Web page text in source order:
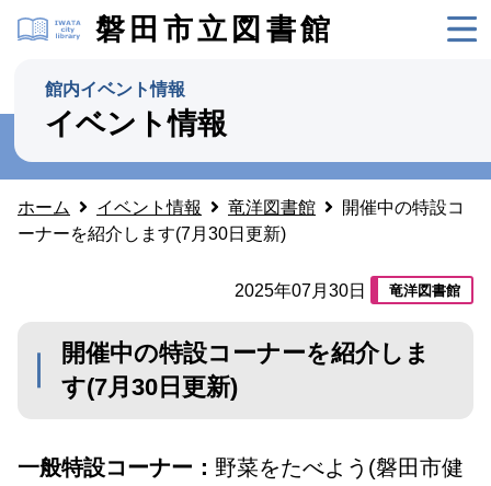
磐田市立図書館
館内イベント情報
イベント情報
ホーム イベント情報 竜洋図書館
開催中の特設コ
ーナーを紹介します(7月30日更新)
2025年07月30日 竜洋図書館
開催中の特設コーナーを紹介しま
す(7月30日更新)
一般特設コーナー： 野菜をたべよう(磐田市健